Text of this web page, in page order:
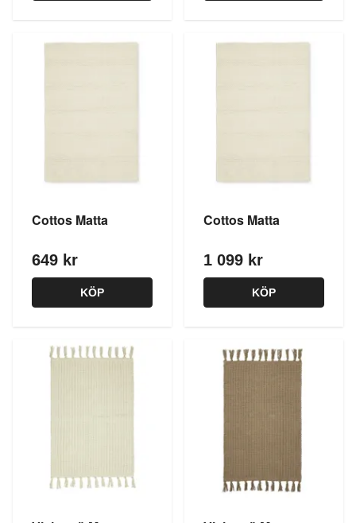
Cottos Matta
649 kr
KÖP
Cottos Matta
1 099 kr
KÖP